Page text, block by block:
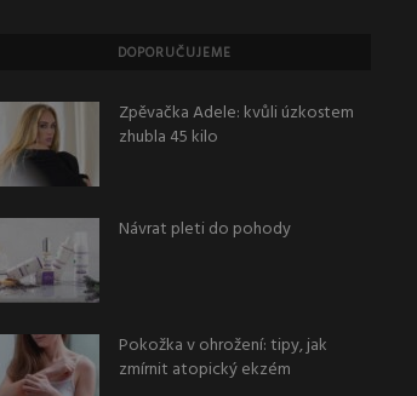
DOPORUČUJEME
Zpěvačka Adele: kvůli úzkostem
zhubla 45 kilo
Návrat pleti do pohody
Pokožka v ohrožení: tipy, jak
zmírnit atopický ekzém